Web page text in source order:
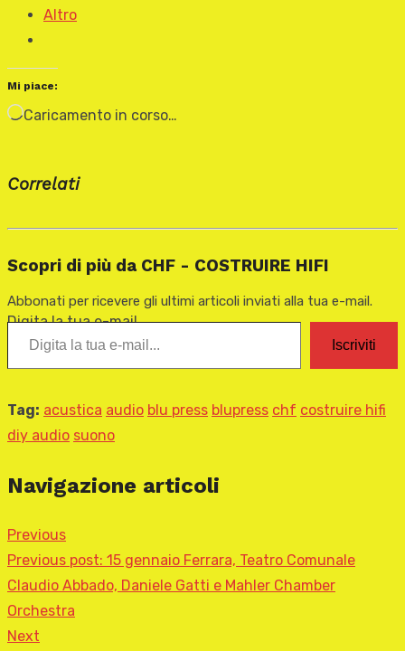
Altro
Mi piace:
Caricamento in corso…
Correlati
Scopri di più da CHF - COSTRUIRE HIFI
Abbonati per ricevere gli ultimi articoli inviati alla tua e-mail.
Digita la tua e-mail...
Iscriviti
Tag: acustica audio blu press blupress chf costruire hifi
diy audio suono
Navigazione articoli
Previous
Previous post: 15 gennaio Ferrara, Teatro Comunale
Claudio Abbado, Daniele Gatti e Mahler Chamber
Orchestra
Next